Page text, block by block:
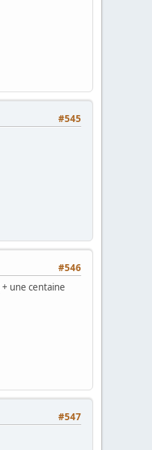
#545
#546
+ une centaine
#547